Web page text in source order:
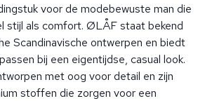
voor de modebewuste man die
stijl als comfort. ØLÅF staat bekend
Scandinavische ontwerpen en biedt
bij een eigentijdse, casual look.
met oog voor detail en zijn
stoffen die zorgen voor een